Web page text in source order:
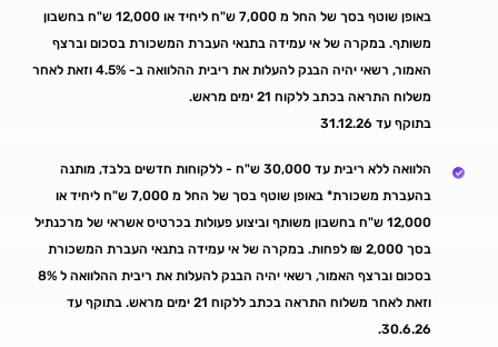
באופן שוטף בסך של החל מ 7,000 ש"ח ליחיד או 12,000 ש"ח בחשבון
משותף. במקרה של אי עמידה בתנאי העברת המשכורת בסכום וברצף
האמור, רשאי יהיה הבנק להעלות את ריבית ההלוואה ב- 4.5% וזאת לאחר
משלוח התראה בכתב ללקוח 21 ימים מראש.
בתוקף עד 31.12.26
הלוואה ללא ריבית עד 30,000 ש"ח - ללקוחות חדשים בלבד, מותנה
בהעברת משכורת* באופן שוטף בסך של החל מ 7,000 ש"ח ליחיד או
12,000 ש"ח בחשבון משותף וביצוע פעולות בכרטיס אשראי של מרכנתיל
בסך 2,000 ₪ לפחות. במקרה של אי עמידה בתנאי העברת המשכורת
בסכום וברצף האמור, רשאי יהיה הבנק להעלות את ריבית ההלוואה ל 8%
וזאת לאחר משלוח התראה בכתב ללקוח 21 ימים מראש. בתוקף עד
30.6.26.